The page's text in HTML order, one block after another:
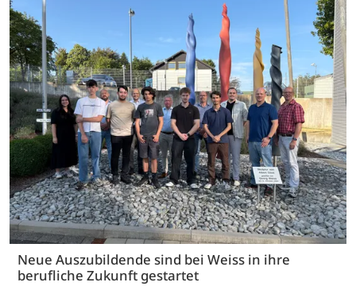
Neue Auszubildende sind bei Weiss in ihre
berufliche Zukunft gestartet